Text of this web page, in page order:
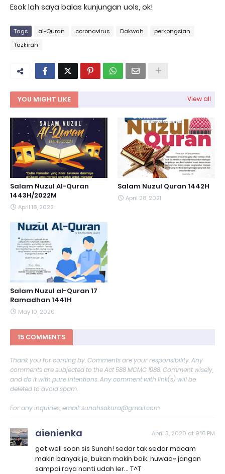
Esok lah saya balas kunjungan uols, ok!
Tags al-Quran coronavirus Dakwah
perkongsian
Tazkirah
YOU MIGHT LIKE View all
Salam Nuzul Al-Quran
1443H/2022M
April 18, 2022
Salam Nuzul Quran 1442H
April 28, 2021
Salam Nuzul al-Quran 17
Ramadhan 1441H
May 10, 2020
15 COMMENTS
Thank you for coming by. Comments are your responsibility. Any
comments are subjected to the Act 588 MCMC 1988. Comment wisely,
and do it with pure intentions. Any comment with link(s) will be
deleted to avoid spam.
For any inquiries, email: sunahsakura@gmail.com
aienienka April 3, 2020 at 9:16 PM
get well soon sis Sunah! sedar tak sedar macam
makin banyak je, bukan makin baik. huwaa~ jangan
sampai raya nanti udah ler... T^T